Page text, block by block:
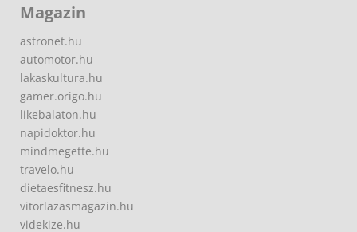
Magazin
astronet.hu
automotor.hu
lakaskultura.hu
gamer.origo.hu
likebalaton.hu
napidoktor.hu
mindmegette.hu
travelo.hu
dietaesfitnesz.hu
vitorlazasmagazin.hu
videkize.hu